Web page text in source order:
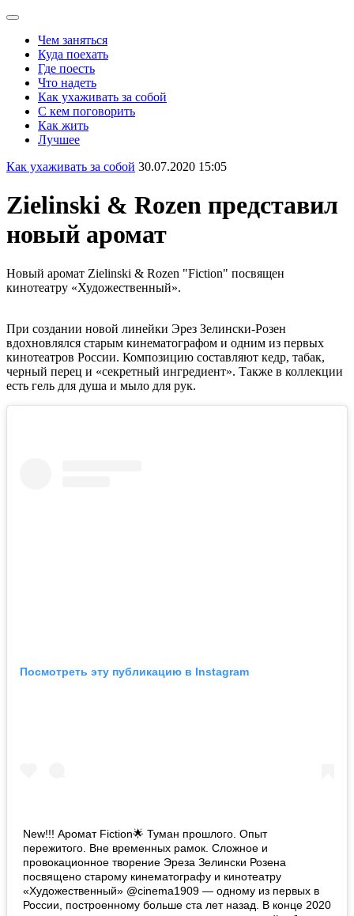
Чем заняться
Куда поехать
Где поесть
Что надеть
Как ухаживать за собой
С кем поговорить
Как жить
Лучшее
Как ухаживать за собой 30.07.2020 15:05
Zielinski & Rozen представил
новый аромат
Новый аромат Zielinski & Rozen "Fiction" посвящен
кинотеатру «Художественный».
При создании новой линейки Эрез Зелински-Розен
вдохновлялся старым кинематографом и одним из первых
кинотеатров России. Композицию составляют кедр, табак,
черный перец и «секретный ингредиент». Также в коллекции
есть гель для душа и мыло для рук.
Посмотреть эту публикацию в Instagram
New!!! Аромат Fiction🌟 Туман прошлого. Опыт
пережитого. Вне временных рамок. Сложное и
провокационное творение Эреза Зелински Розена
посвящено старому кинематографу и кинотеатру
«Художественный» @cinema1909 — одному из первых в
России, построенному больше ста лет назад. В конце 2020